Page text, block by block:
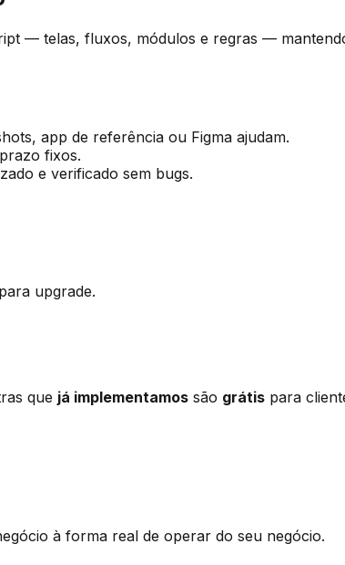
— telas, fluxos, módulos e regras —
app de referência ou Figma ajudam.
fixos.
e verificado sem bugs.
upgrade.
que já implementamos são grátis para
à forma real de operar do seu negócio.